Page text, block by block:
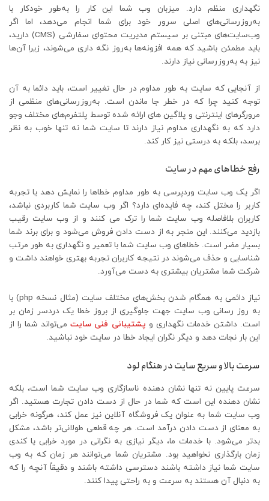
نگهداری منظم دارد. میزبان وب شما این کار را به‌طور خودکار با
به‌روزرسانی‌های اصلی سرور خود برای شما انجام می‌دهد، اما اگر
وب‌سایت‌های مبتنی بر سیستم مدیریت محتوای سفارشی (CMS) دارید،
باید مطمئن باشید که همه افزونه‌ها به‌روز نگه داری می‌شوند، زیرا آن‌ها
نیز به به‌روزرسانی نیاز دارند.
از آنجایی که سایت به طور مداوم در حال تغییر است، باید دائما به آن
توجه کنید چرا که در خطر جا ماندن است. به‌روزرسانی‌های منظمی از
مرورگرهای اینترنتی و پلاگین های ارائه شده توسط پلتفرم‌های مختلف وجو
دارد که به نگهداری مداوم نیاز دارند تا سایت شما نه تنها خوب به نظر
برسد، بلکه به درستی نیز کار کند.
رفع خطاهای مهم در سایت
اگر یک وب سایت وردپرسی به طور مداوم خطاها را نمایش دهد یا تجربه
کاربر را مختل کند، چه فایده‌ای دارد؟ اگر وب سایت شما کاربردی نباشد،
کاربران بلافاصله وب سایت شما را ترک می کنند و از وب سایت رقیب
بازدید می‌کنند. این منجر به از دست دادن فروش می‌شود و برای برند شما
بسیار مضر است. خطاهای وب سایت شما با تعمیر و نگهداری به طور مرتب
شناسایی و حذف می‌شوند در نتیجه کاربران تجربه بهتری خواهند داشت و
شرکت شما مشتریان بیشتری به دست می‌آورد.
نیاز دائمی به همگام شدن بخش‌های مختلف سایت (مثال نسخه php) با
به روز رسانی وب سایت جهت جلوگیری از بروز خطا یک دردسر زمان بر
است. داشتن خدمات نگهداری و پشتیبانی فنی سایتمی‌تواند شما را از
این بار نجات دهد و دیگر نگران ایجاد خطا در سایت خود نباشید.
سرعت بالا و سریع سایت در هنگام لود
سرعت پایین نه تنها نشان دهنده ناسازگاری وب سایت شما است، بلکه
نشان دهنده این است که شما در حال از دست دادن تجارت هستید. اگر
وب سایت شما به عنوان یک فروشگاه آنلاین نیز عمل کند، هرگونه خرابی
به معنای از دست دادن درآمد است. هر چه قطعی طولانی‌تر باشد، مشکل
بدتر می‌شود. با خدمات ما، دیگر نیازی به نگرانی در مورد خرابی یا کندی
زمان بارگذاری نخواهید بود. مشتریان شما می‌توانند هر زمان که به وب
سایت شما نیاز داشته باشند دسترسی داشته باشند و دقیقاً آنچه را که
به دنبال آن هستند به سرعت و به راحتی پیدا کنند.